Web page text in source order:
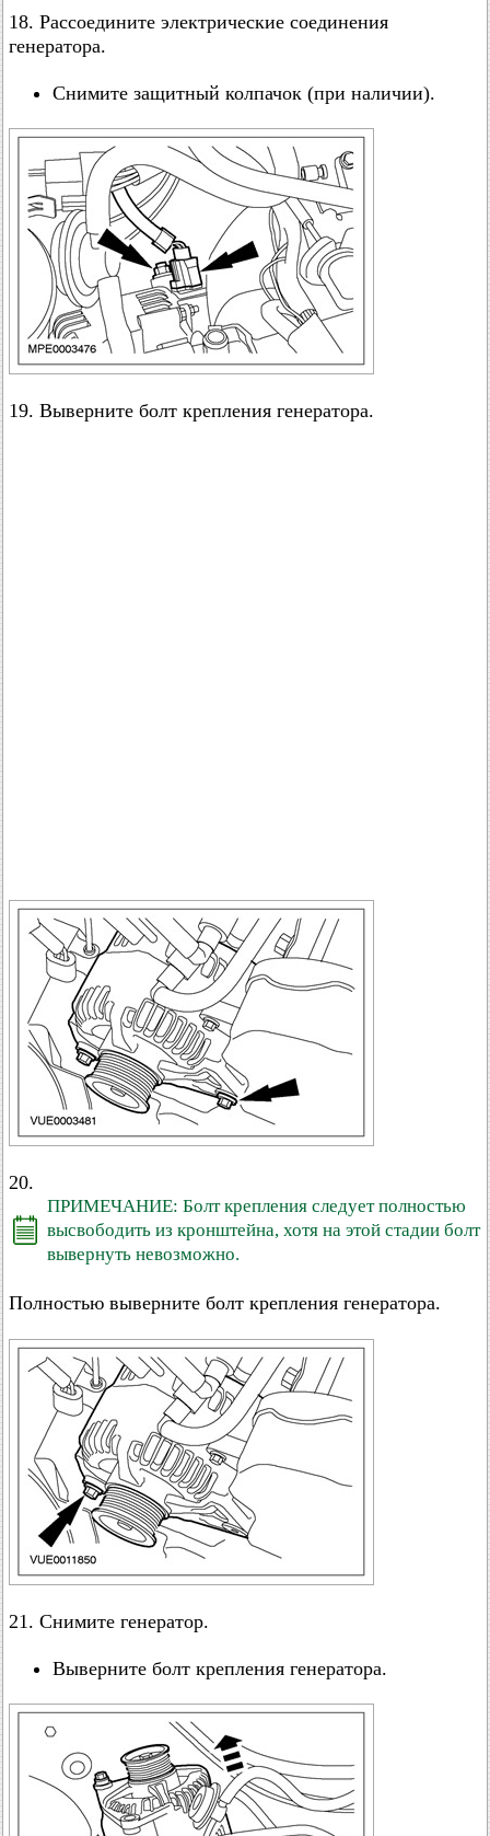
18. Рассоедините электрические соединения
генератора.
Снимите защитный колпачок (при наличии).
19. Выверните болт крепления генератора.
20.
ПРИМЕЧАНИЕ: Болт крепления следует полностью
высвободить из кронштейна, хотя на этой стадии болт
вывернуть невозможно.
Полностью выверните болт крепления генератора.
21. Снимите генератор.
Выверните болт крепления генератора.